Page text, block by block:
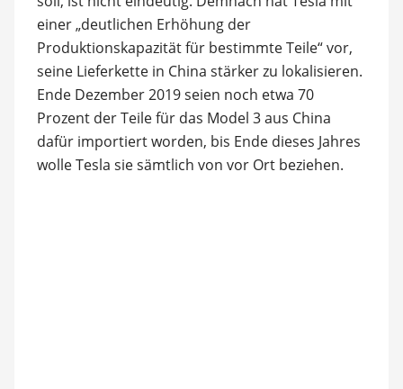
einer „deutlichen Erhöhung der
Produktionskapazität für bestimmte Teile“ vor,
seine Lieferkette in China stärker zu lokalisieren.
Ende Dezember 2019 seien noch etwa 70
Prozent der Teile für das Model 3 aus China
dafür importiert worden, bis Ende dieses Jahres
wolle Tesla sie sämtlich von vor Ort beziehen.